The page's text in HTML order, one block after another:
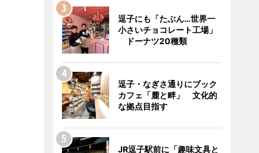
逗子にも「たぶん…世界一
小さいチョコレート工場」
ドーナツ20種類
逗子・なぎさ通りにブック
カフェ「麓と畔」 文化的
な拠点目指す
JR逗子駅前に「趣味文具と